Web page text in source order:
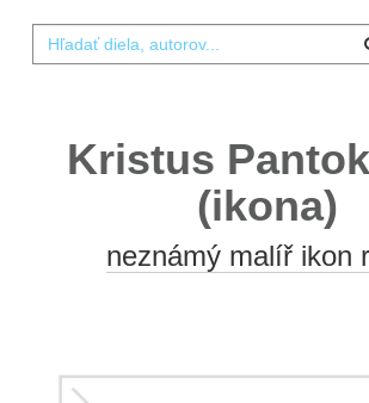
Kristus
(ikona)
neznámý malíř ikon